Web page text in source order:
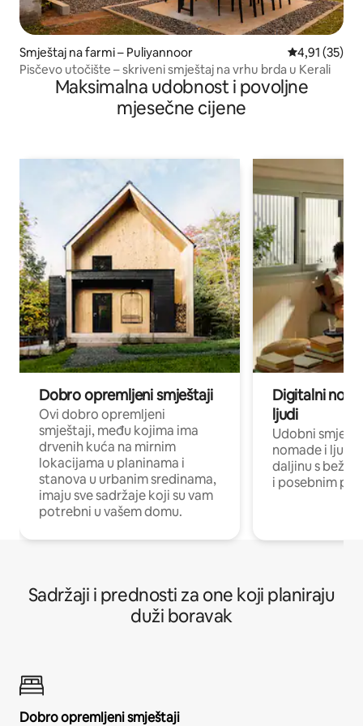
Smještaj na farmi – Puliyannoor Prosječna
4,91 (35)
Pisčevo utočište – skriveni smještaj na vrhu brda u Kerali
Maksimalna udobnost i povoljne
mjesečne cijene
Dobro opremljeni smještaji
Ovi dobro opremljeni
smještaji, među kojima ima
drvenih kuća na mirnim
lokacijama u planinama i
stanova u urbanim sredinama,
imaju sve sadržaje koji su vam
potrebni u vašem domu.
Digitalni
ljudi
Udobni
nomade i ljude
daljinu s
i posebnim
Sadržaji i prednosti za one koji planiraju
duži boravak
Dobro opremljeni smještaji